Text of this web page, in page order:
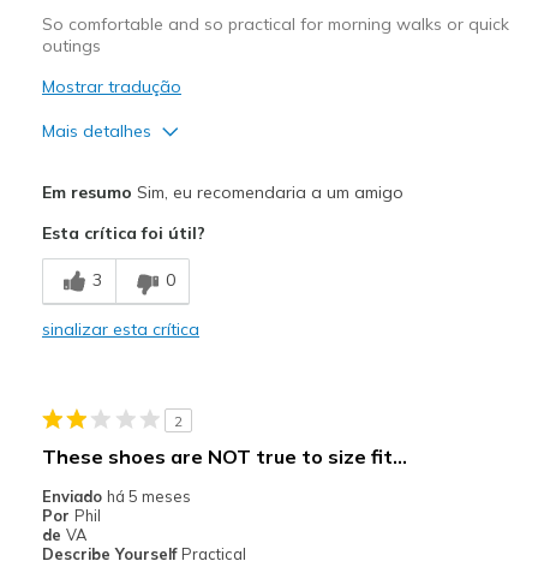
Sizing
Feels true to size
So comfortable and so practical for morning walks or quick
outings
Mostrar tradução
Mais detalhes
Contras
Wear Out Quickly
Feels true to width
Sizing
Feels true to size
View On Shoes
Em resumo Sim, eu recomendaria a um amigo
Esta crítica foi útil?
3 0
sinalizar esta crítica
2
These shoes are NOT true to size fit...
Enviado há 5 meses
Por Phil
de VA
Describe Yourself Practical